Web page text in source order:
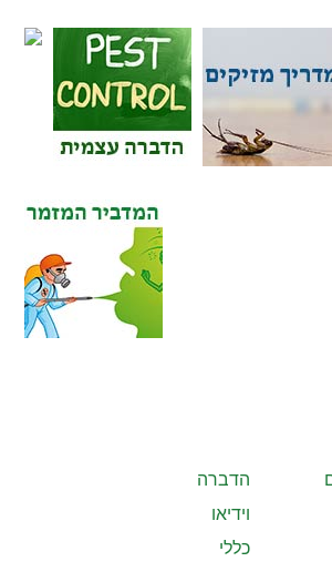
הדברה
וידיאו
כללי